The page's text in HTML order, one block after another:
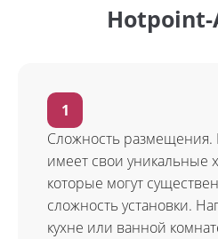
Сложность
имеет свои уникальные
которые могут
сложность установки.
кухне или ванной